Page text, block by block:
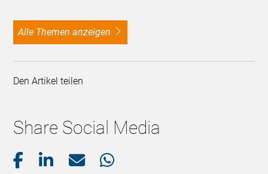
alle Themen anzeigen
Den Artikel teilen
Share Social Media